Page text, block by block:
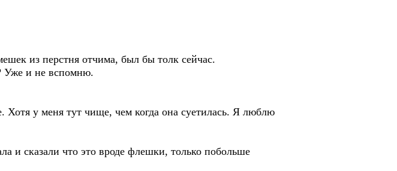
из перстня отчима, был бы толк сейчас.
Уже и не вспомню.
у меня тут чище, чем когда она суетилась. Я люблю
и сказали что это вроде флешки, только побольше